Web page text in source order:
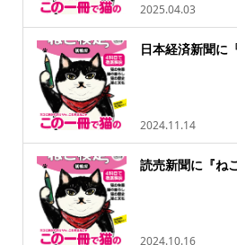
2025.04.03
日本経済新聞に
2024.11.14
読売新聞に『ね
2024.10.16